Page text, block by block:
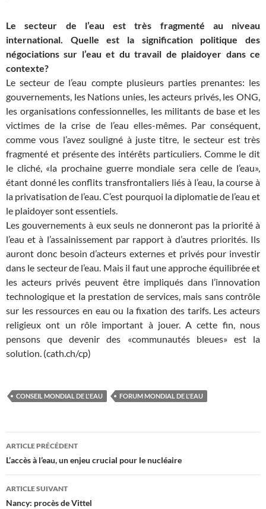
Le secteur de l’eau est très fragmenté au niveau
international. Quelle est la signification politique des
négociations sur l’eau et du travail de plaidoyer dans ce
contexte?
Le secteur de l’eau compte plusieurs parties prenantes: les
gouvernements, les Nations unies, les acteurs privés, les ONG,
les organisations confessionnelles, les militants de base et les
victimes de la crise de l’eau elles-mêmes. Par conséquent,
comme vous l’avez souligné à juste titre, le secteur est très
fragmenté et présente des intérêts particuliers. Comme le dit
le cliché, «la prochaine guerre mondiale sera celle de l’eau»,
étant donné les conflits transfrontaliers liés à l’eau, la course à
la privatisation de l’eau. C’est pourquoi la diplomatie de l’eau et
le plaidoyer sont essentiels.
Les gouvernements à eux seuls ne donneront pas la priorité à
l’eau et à l’assainissement par rapport à d’autres priorités. Ils
auront donc besoin d’acteurs externes et privés pour investir
dans le secteur de l’eau. Mais il faut une approche équilibrée et
les acteurs privés peuvent être impliqués dans l’innovation
technologique et la prestation de services, mais sans contrôle
sur les ressources en eau ou la fixation des tarifs. Les acteurs
religieux ont un rôle important à jouer. A cette fin, nous
pensons que devenir des «communautés bleues» est la
solution. (cath.ch/cp)
CONSEIL MONDIAL DE L'EAU FORUM MONDIAL DE L'EAU
Navigation
des
articles
ARTICLE PRÉCÉDENT
L’accès à l’eau, un enjeu crucial pour le nucléaire
ARTICLE SUIVANT
Nancy: procès de Vittel